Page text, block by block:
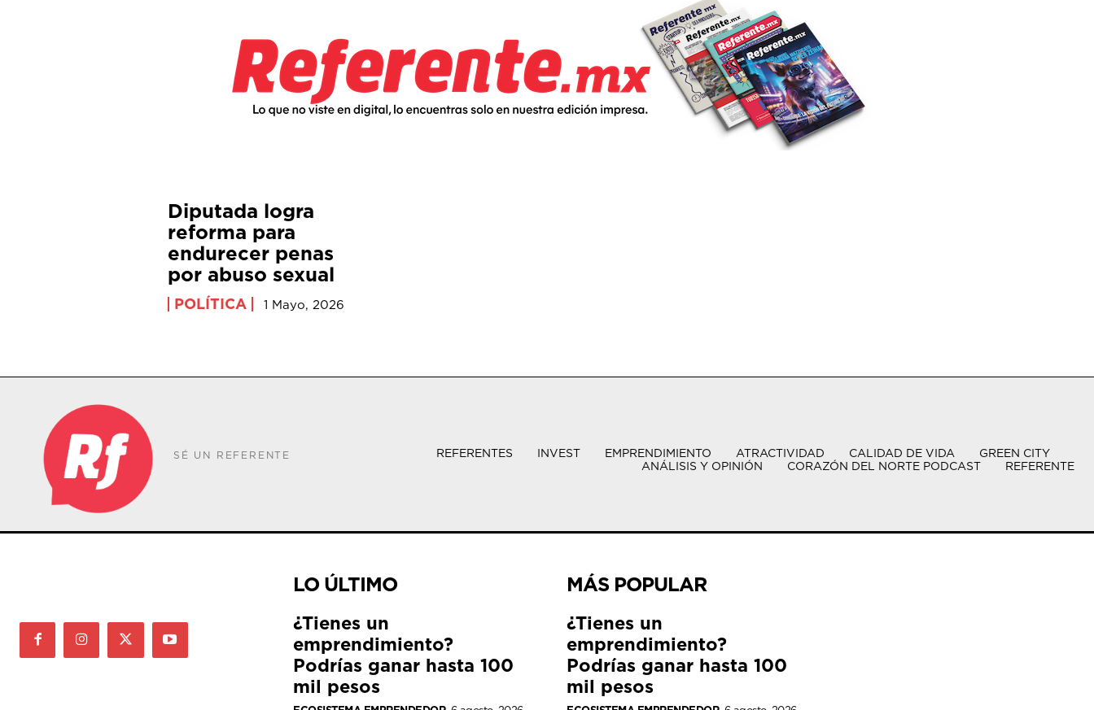
Diputada logra
reforma para
endurecer penas
por abuso sexual
POLÍTICA 1 Mayo, 2026
SÉ UN REFERENTE REFERENTES INVEST EMPRENDIMIENTO ATRACTIVIDAD CALIDAD DE VIDA
GREEN CITY
ANÁLISIS Y OPINIÓN
CORAZÓN DEL NORTE PODCAST REFERENTE
LO ÚLTIMO
¿Tienes un
emprendimiento?
Podrías ganar hasta 100
mil pesos
MÁS POPULAR
¿Tienes un
emprendimiento?
Podrías ganar hasta 100
mil pesos